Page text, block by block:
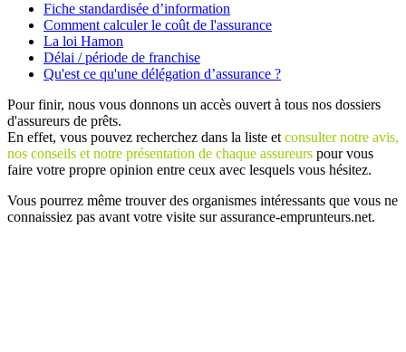
Fiche standardisée d’information
Comment calculer le coût de l'assurance
La loi Hamon
Délai / période de franchise
Qu'est ce qu'une délégation d’assurance ?
Pour finir, nous vous donnons un accès ouvert à tous nos dossiers
d'assureurs de prêts.
En effet, vous pouvez recherchez dans la liste et consulter notre avis,
nos conseils et notre présentation de chaque assureurs pour vous
faire votre propre opinion entre ceux avec lesquels vous hésitez.
Vous pourrez même trouver des organismes intéressants que vous ne
connaissiez pas avant votre visite sur assurance-emprunteurs.net.